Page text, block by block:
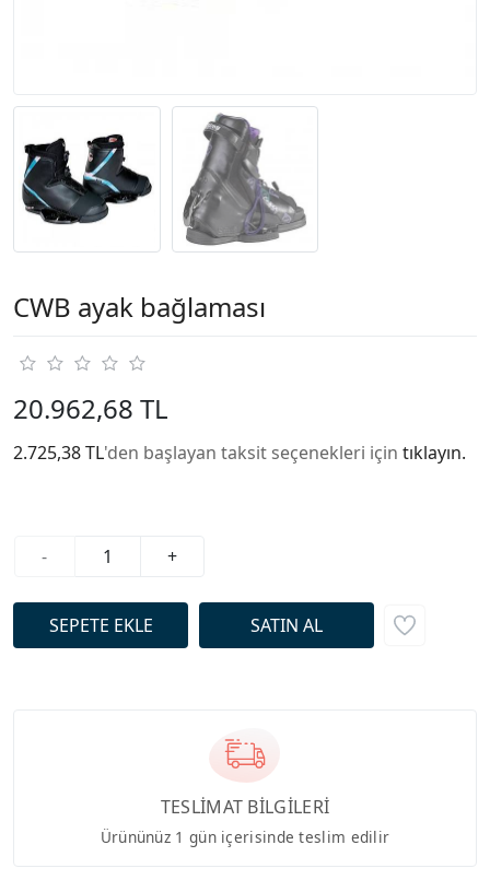
CWB ayak bağlaması
20.962,68 TL
2.725,38 TL'den başlayan taksit seçenekleri için tıklayın.
- +
TESLİMAT BİLGİLERİ
Ürününüz 1 gün içerisinde teslim edilir